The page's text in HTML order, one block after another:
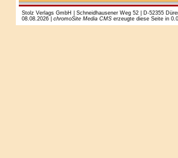
Stolz Verlags GmbH | Schneidhausener Weg 52 | D-52355
08.08.2026 | chromoSite Media CMSerzeugte diese Seite in